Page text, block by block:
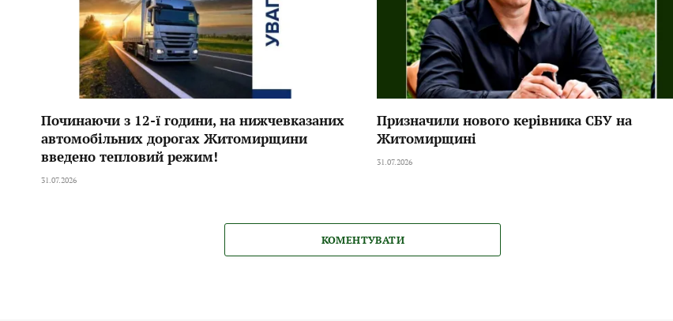
Починаючи з 12-ї години, на нижчевказаних
автомобільних дорогах Житомирщини
введено тепловий режим!
31.07.2026
Призначили нового керівника СБУ на
Житомирщині
31.07.2026
КОМЕНТУВАТИ